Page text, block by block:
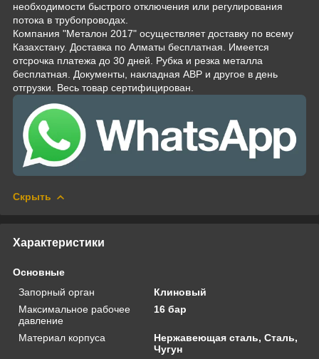
необходимости быстрого отключения или регулирования
потока в трубопроводах.
Компания "Металон 2017" осуществляет доставку по всему
Казахстану. Доставка по Алматы бесплатная. Имеется
отсрочка платежа до 30 дней. Рубка и резка металла
бесплатная. Документы, накладная АВР и другое в день
отгрузки. Весь товар сертифицирован.
Скрыть
Характеристики
Основные
Запорный орган
Клиновый
Максимальное рабочее
давление
16 бар
Материал корпуса
Нержавеющая сталь, Сталь,
Чугун